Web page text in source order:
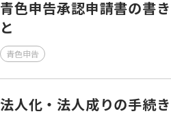
青色申告承認申請書の書
と
青色申告
法人化・法人成りの手続